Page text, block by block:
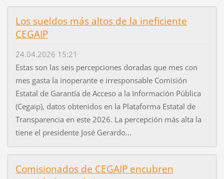
Los sueldos más altos de la ineficiente
CEGAIP
24.04.2026 15:21
Estas son las seis percepciones doradas que mes con
mes gasta la inoperante e irresponsable Comisión
Estatal de Garantía de Acceso a la Información Pública
(Cegaip), datos obtenidos en la Plataforma Estatal de
Transparencia en este 2026. La percepción más alta la
tiene el presidente José Gerardo...
Comisionados de CEGAIP encubren